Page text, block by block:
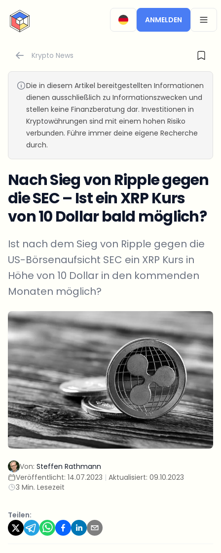
CryptoTicker
ANMELDEN
Krypto News
Die in diesem Artikel bereitgestellten Informationen
dienen ausschließlich zu Informationszwecken und
stellen keine Finanzberatung dar. Investitionen in
Kryptowährungen sind mit einem hohen Risiko
verbunden. Führe immer deine eigene Recherche
durch.
Nach Sieg von Ripple gegen
die SEC – Ist ein XRP Kurs
von 10 Dollar bald möglich?
Ist nach dem Sieg von Ripple gegen die
US-Börsenaufsicht SEC ein XRP Kurs in
Höhe von 10 Dollar in den kommenden
Monaten möglich?
Von: Steffen Rathmann
Veröffentlicht: 14.07.2023 | Aktualisiert: 09.10.2023
3 Min. Lesezeit
Teilen: